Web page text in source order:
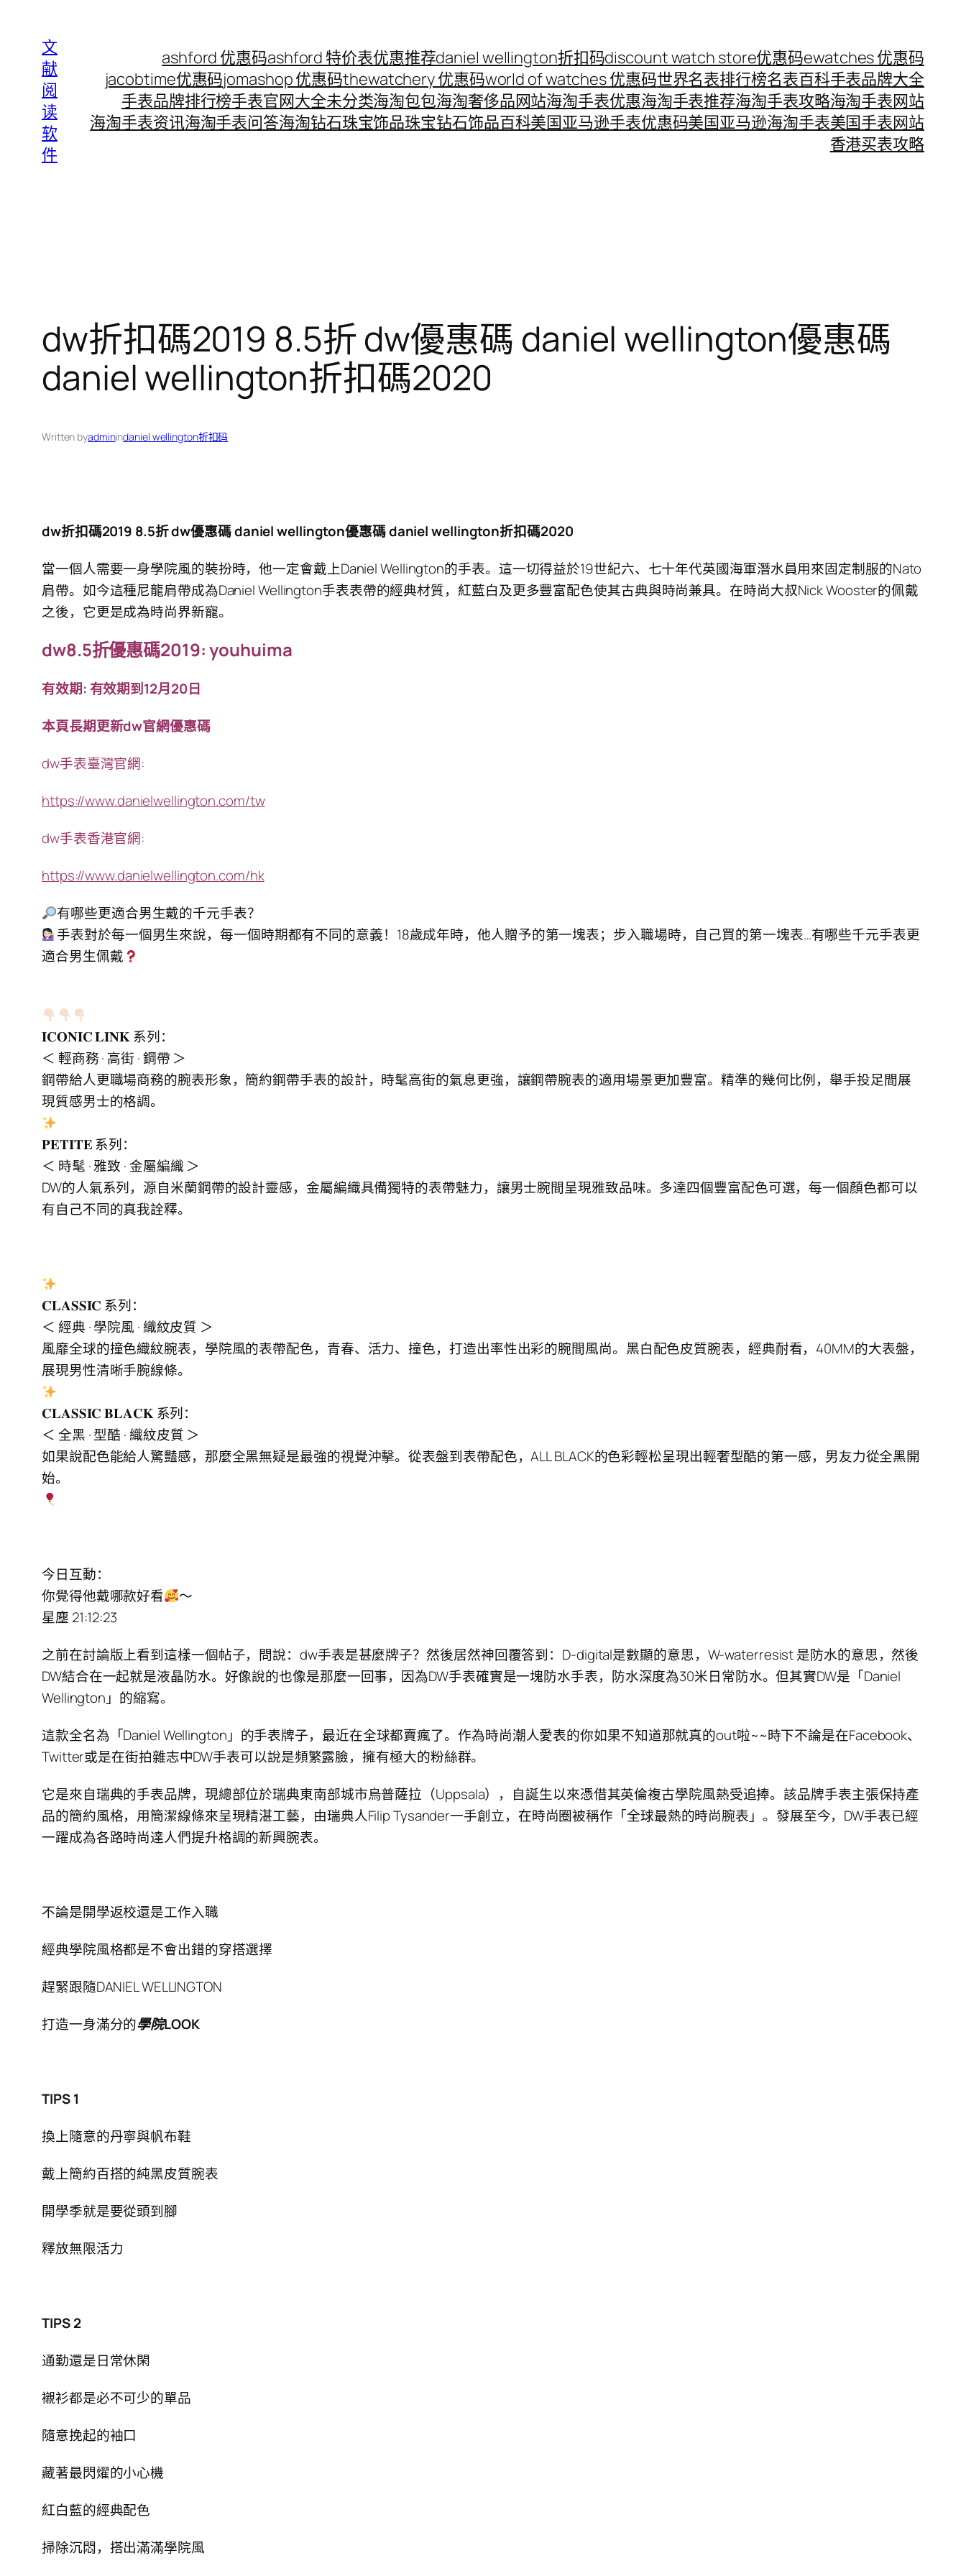
content
文
献
阅
读
软
件
ashford 优惠码ashford 特价表优惠推荐daniel wellington折扣码discount watch store优惠码ewatches 优惠码
jacobtime优惠码jomashop 优惠码thewatchery 优惠码world of watches 优惠码世界名表排行榜名表百科手表品牌大全
手表品牌排行榜手表官网大全未分类海淘包包海淘奢侈品网站海淘手表优惠海淘手表推荐海淘手表攻略海淘手表网站
海淘手表资讯海淘手表问答海淘钻石珠宝饰品珠宝钻石饰品百科美国亚马逊手表优惠码美国亚马逊海淘手表美国手表网站
香港买表攻略
dw折扣碼2019 8.5折 dw優惠碼 daniel wellington優惠碼
daniel wellington折扣碼2020
Written byadminindaniel wellington折扣码
dw折扣碼2019 8.5折 dw優惠碼 daniel wellington優惠碼 daniel wellington折扣碼2020
當一個人需要一身學院風的裝扮時，他一定會戴上Daniel Wellington的手表。這一切得益於19世紀六、七十年代英國海軍潛水員用來固定制服的Nato
肩帶。如今這種尼龍肩帶成為Daniel Wellington手表表帶的經典材質，紅藍白及更多豐富配色使其古典與時尚兼具。在時尚大叔Nick Wooster的佩戴
之後，它更是成為時尚界新寵。
dw8.5折優惠碼2019: youhuima
有效期: 有效期到12月20日
本頁長期更新dw官網優惠碼
dw手表臺灣官網:
https://www.danielwellington.com/tw
dw手表香港官網:
https://www.danielwellington.com/hk
有哪些更適合男生戴的千元手表？
手表對於每一個男生來說，每一個時期都有不同的意義！18歲成年時，他人贈予的第一塊表；步入職場時，自己買的第一塊表…有哪些千元手表更
適合男生佩戴
𝐈𝐂𝐎𝐍𝐈𝐂 𝐋𝐈𝐍𝐊 系列：
＜ 輕商務 · 高街 · 鋼帶 ＞
鋼帶給人更職場商務的腕表形象，簡約鋼帶手表的設計，時髦高街的氣息更強，讓鋼帶腕表的適用場景更加豐富。精準的幾何比例，舉手投足間展
現質感男士的格調。
𝐏𝐄𝐓𝐈𝐓𝐄 系列：
＜ 時髦 · 雅致 · 金屬編織 ＞
DW的人氣系列，源自米蘭鋼帶的設計靈感，金屬編織具備獨特的表帶魅力，讓男士腕間呈現雅致品味。多達四個豐富配色可選，每一個顏色都可以
有自己不同的真我詮釋。
𝐂𝐋𝐀𝐒𝐒𝐈𝐂 系列：
＜ 經典 · 學院風 · 織紋皮質 ＞
風靡全球的撞色織紋腕表，學院風的表帶配色，青春、活力、撞色，打造出率性出彩的腕間風尚。黑白配色皮質腕表，經典耐看，40MM的大表盤，
展現男性清晰手腕線條。
𝐂𝐋𝐀𝐒𝐒𝐈𝐂 𝐁𝐋𝐀𝐂𝐊 系列：
＜ 全黑 · 型酷 · 織紋皮質 ＞
如果說配色能給人驚豔感，那麼全黑無疑是最強的視覺沖擊。從表盤到表帶配色，ALL BLACK的色彩輕松呈現出輕奢型酷的第一感，男友力從全黑開
始。
今日互動：
你覺得他戴哪款好看
～
星塵 21:12:23
之前在討論版上看到這樣一個帖子，問說：dw手表是甚麼牌子？然後居然神回覆答到：D-digital是數顯的意思，W-waterresist 是防水的意思，然後
DW結合在一起就是液晶防水。好像說的也像是那麼一回事，因為DW手表確實是一塊防水手表，防水深度為30米日常防水。但其實DW是「Daniel
Wellington」的縮寫。
這款全名為「Daniel Wellington」的手表牌子，最近在全球都賣瘋了。作為時尚潮人愛表的你如果不知道那就真的out啦~~時下不論是在Facebook、
Twitter或是在街拍雜志中DW手表可以說是頻繁露臉，擁有極大的粉絲群。
它是來自瑞典的手表品牌，現總部位於瑞典東南部城市烏普薩拉（Uppsala），自誕生以來憑借其英倫複古學院風熱受追捧。該品牌手表主張保持產
品的簡約風格，用簡潔線條來呈現精湛工藝，由瑞典人Filip Tysander一手創立，在時尚圈被稱作「全球最熱的時尚腕表」。發展至今，DW手表已經
一躍成為各路時尚達人們提升格調的新興腕表。
不論是開學返校還是工作入職
經典學院風格都是不會出錯的穿搭選擇
趕緊跟隨DANIEL WELLINGTON
打造一身滿分的學院LOOK
TIPS 1
換上隨意的丹寧與帆布鞋
戴上簡約百搭的純黑皮質腕表
開學季就是要從頭到腳
釋放無限活力
TIPS 2
通勤還是日常休閑
襯衫都是必不可少的單品
隨意挽起的袖口
藏著最閃燿的小心機
紅白藍的經典配色
掃除沉悶，搭出滿滿學院風